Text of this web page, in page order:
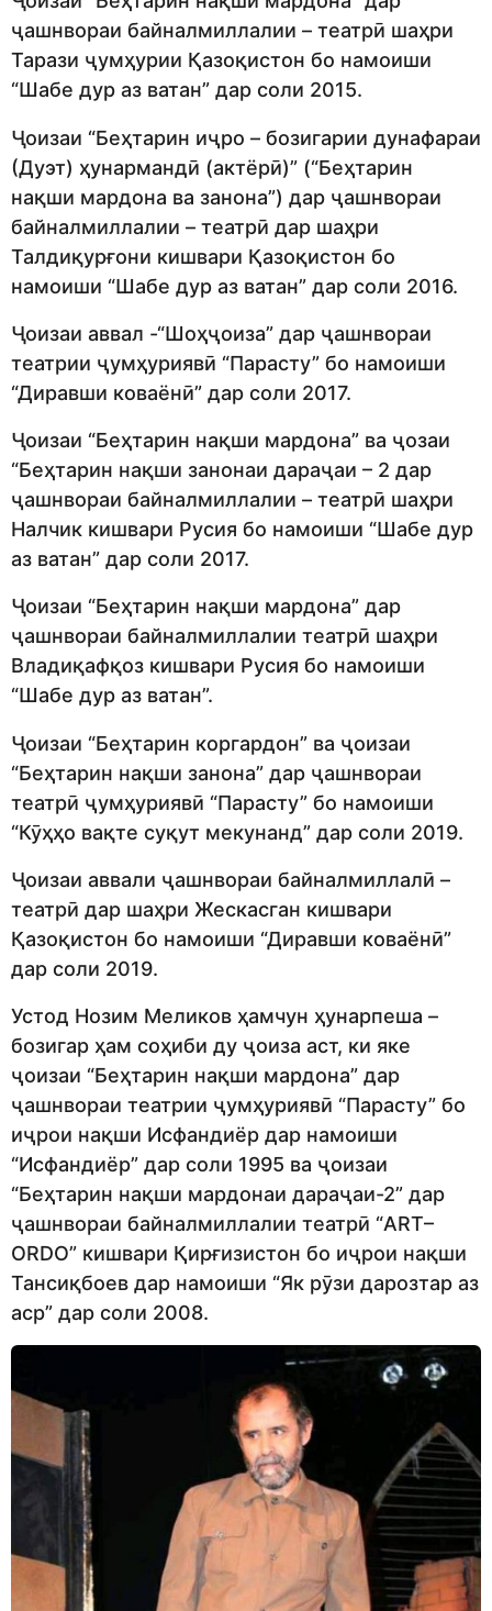
ҷашнвораи байналмиллалии – театрӣ шаҳри
Тарази ҷумҳурии Қазоқистон бо намоиши
“Шабе дур аз ватан” дар соли 2015.
Ҷоизаи “Беҳтарин иҷро – бозигарии дунафараи
(Дуэт) ҳунармандӣ (актёрӣ)” (“Беҳтарин
нақши мардона ва занона”) дар ҷашнвораи
байналмиллалии – театрӣ дар шаҳри
Талдиқурғони кишвари Қазоқистон бо
намоиши “Шабе дур аз ватан” дар соли 2016.
Ҷоизаи аввал -“Шоҳҷоиза” дар ҷашнвораи
театрии ҷумҳуриявӣ “Парасту” бо намоиши
“Диравши коваёнӣ” дар соли 2017.
Ҷоизаи “Беҳтарин нақши мардона” ва ҷозаи
“Беҳтарин нақши занонаи дараҷаи – 2 дар
ҷашнвораи байналмиллалии – театрӣ шаҳри
Налчик кишвари Русия бо намоиши “Шабе дур
аз ватан” дар соли 2017.
Ҷоизаи “Беҳтарин нақши мардона” дар
ҷашнвораи байналмиллалии театрӣ шаҳри
Владиқафқоз кишвари Русия бо намоиши
“Шабе дур аз ватан”.
Ҷоизаи “Беҳтарин коргардон” ва ҷоизаи
“Беҳтарин нақши занона” дар ҷашнвораи
театрӣ ҷумҳуриявӣ “Парасту” бо намоиши
“Кӯҳҳо вақте суқут мекунанд” дар соли 2019.
Ҷоизаи аввали ҷашнвораи байналмиллалӣ –
театрӣ дар шаҳри Жескасган кишвари
Қазоқистон бо намоиши “Диравши коваёнӣ”
дар соли 2019.
Устод Нозим Меликов ҳамчун ҳунарпеша –
бозигар ҳам соҳиби ду ҷоиза аст, ки яке
ҷоизаи “Беҳтарин нақши мардона” дар
ҷашнвораи театрии ҷумҳуриявӣ “Парасту” бо
иҷрои нақши Исфандиёр дар намоиши
“Исфандиёр” дар соли 1995 ва ҷоизаи
“Беҳтарин нақши мардонаи дараҷаи-2” дар
ҷашнвораи байналмиллалии театрӣ “ART–
ORDO” кишвари Қирғизистон бо иҷрои нақши
Тансиқбоев дар намоиши “Як рӯзи дарозтар аз
аср” дар соли 2008.